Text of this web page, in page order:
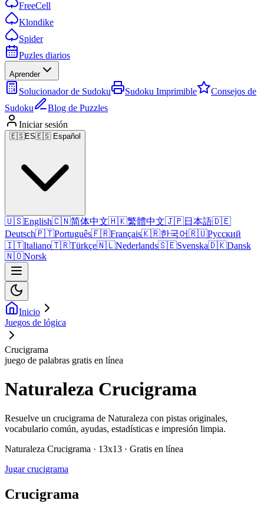
FreeCell
Klondike
Spider
Puzles diarios
Aprender
Solucionador de Sudoku Sudoku Imprimible
Consejos de
Sudoku
Blog de Puzzles
Iniciar sesión
🇪🇸ES🇪🇸 Español
🇺🇸English🇨🇳简体中文🇭🇰繁體中文🇯🇵日本語🇩🇪
Deutsch🇵🇹Português🇫🇷Français🇰🇷한국어🇷🇺Русский
🇮🇹Italiano🇹🇷Türkçe🇳🇱Nederlands🇸🇪Svenska🇩🇰Dansk
🇳🇴Norsk
Inicio
Juegos de lógica
Crucigrama
juego de palabras gratis en línea
Naturaleza Crucigrama
Resuelve un crucigrama de Naturaleza con pistas originales,
vocabulario común, ayudas, estadísticas e impresión limpia.
Naturaleza Crucigrama · 13x13 · Gratis en línea
Jugar crucigrama
Crucigrama